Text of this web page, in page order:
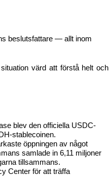
beslutsfattare — allt inom
värd att förstå helt och
blev den officiella USDC-
stablecoinen.
öppningen av något
samlade in 6,11 miljoner
tillsammans.
Center för att träffa